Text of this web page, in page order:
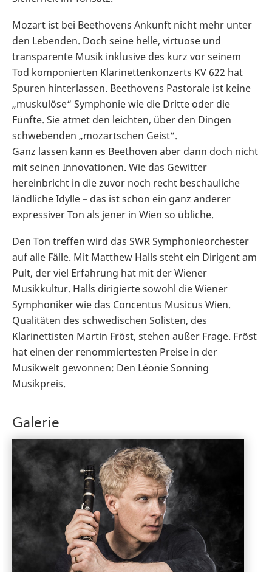
Mozart ist bei Beethovens Ankunft nicht mehr unter
den Lebenden. Doch seine helle, virtuose und
transparente Musik inklusive des kurz vor seinem
Tod komponierten Klarinettenkonzerts KV 622 hat
Spuren hinterlassen. Beethovens Pastorale ist keine
„muskulöse“ Symphonie wie die Dritte oder die
Fünfte. Sie atmet den leichten, über den Dingen
schwebenden „mozartschen Geist“.
Ganz lassen kann es Beethoven aber dann doch nicht
mit seinen Innovationen. Wie das Gewitter
hereinbricht in die zuvor noch recht beschauliche
ländliche Idylle – das ist schon ein ganz anderer
expressiver Ton als jener in Wien so übliche.
Den Ton treffen wird das SWR Symphonieorchester
auf alle Fälle. Mit Matthew Halls steht ein Dirigent am
Pult, der viel Erfahrung hat mit der Wiener
Musikkultur. Halls dirigierte sowohl die Wiener
Symphoniker wie das Concentus Musicus Wien.
Qualitäten des schwedischen Solisten, des
Klarinettisten Martin Fröst, stehen außer Frage. Fröst
hat einen der renommiertesten Preise in der
Musikwelt gewonnen: Den Léonie Sonning
Musikpreis.
Galerie